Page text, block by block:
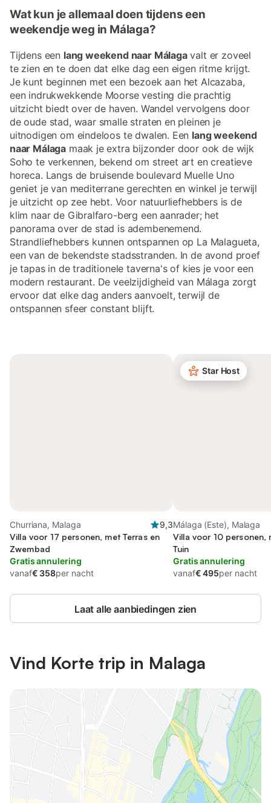
Wat kun je allemaal doen tijdens een
weekendje weg in Málaga?
Tijdens een lang weekend naar Málagavalt er zoveel
te zien en te doen dat elke dag een eigen ritme krijgt.
Je kunt beginnen met een bezoek aan het Alcazaba,
een indrukwekkende Moorse vesting die prachtig
uitzicht biedt over de haven. Wandel vervolgens door
de oude stad, waar smalle straten en pleinen je
uitnodigen om eindeloos te dwalen. Een lang weekend
naar Málaga maak je extra bijzonder door ook de wijk
Soho te verkennen, bekend om street art en creatieve
horeca. Langs de bruisende boulevard Muelle Uno
geniet je van mediterrane gerechten en winkel je terwijl
je uitzicht op zee hebt. Voor natuurliefhebbers is de
klim naar de Gibralfaro-berg een aanrader; het
panorama over de stad is adembenemend.
Strandliefhebbers kunnen ontspannen op La Malagueta,
een van de bekendste stadsstranden. In de avond proef
je tapas in de traditionele taverna's of kies je voor een
modern restaurant. De veelzijdigheid van Málaga zorgt
ervoor dat elke dag anders aanvoelt, terwijl de
ontspannen sfeer constant blijft.
Churriana, Malaga
9,3
Villa voor 17 personen, met Terras en
Zwembad
Gratis annulering
vanaf€ 358per nacht
Star Host
Málaga (Este), Malaga
Villa voor 10 personen,
Tuin
Gratis annulering
vanaf€ 495per nacht
Laat alle aanbiedingen zien
Vind Korte trip in Malaga